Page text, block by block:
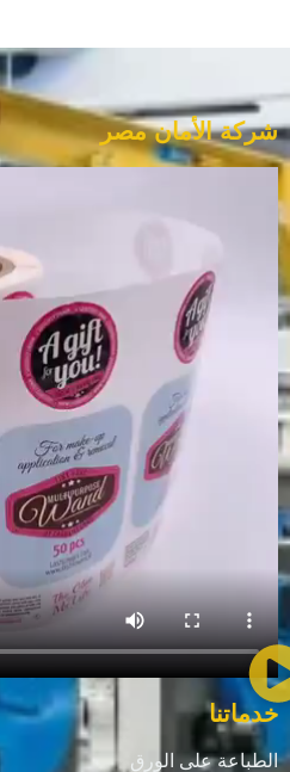
شركة الأمان مصر
خدماتنا
الطباعة على الورق